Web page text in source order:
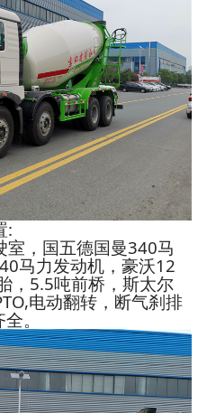
:
，国五德国曼340马
马力发动机，豪沃12
，5.5吨前桥，斯太尔
电动翻转，断气刹排
。